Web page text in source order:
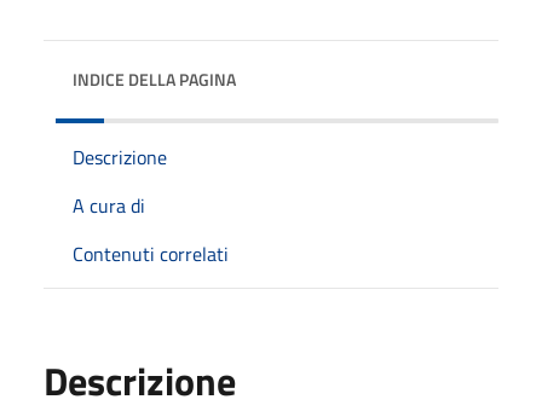
INDICE DELLA PAGINA
Descrizione
A cura di
Contenuti correlati
Descrizione